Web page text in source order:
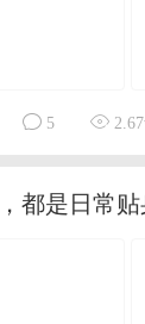
5
都是日常